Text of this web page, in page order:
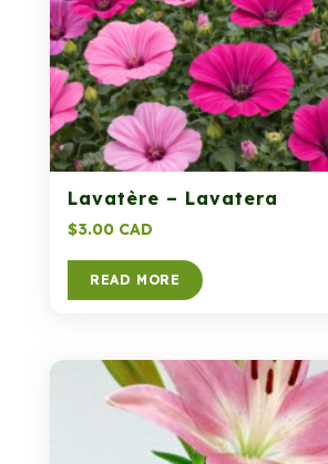
Lavatère – Lavatera
$3.00 CAD
READ MORE